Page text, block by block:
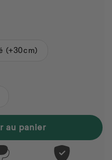
(+30cm)
au panier